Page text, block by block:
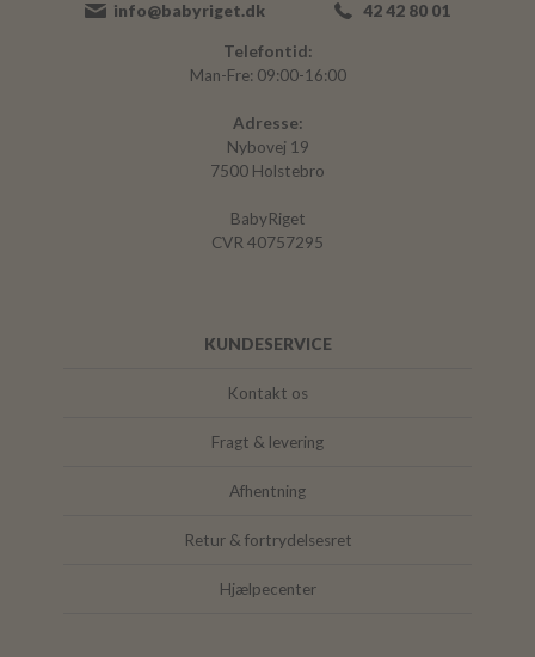
info@babyriget.dk 42 42 80 01
Telefontid:
Man-Fre: 09:00-16:00
Adresse:
Nybovej 19
7500 Holstebro
BabyRiget
CVR 40757295
KUNDESERVICE
Kontakt os
Fragt & levering
Afhentning
Retur & fortrydelsesret
Hjælpecenter